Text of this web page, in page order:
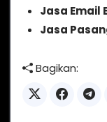
Jasa Email
Jasa
Bagikan: